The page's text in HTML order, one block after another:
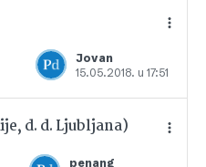
Jovan
15.05.2018. u 17:51
Dodajte u favorite
d. d. Ljubljana)
penang